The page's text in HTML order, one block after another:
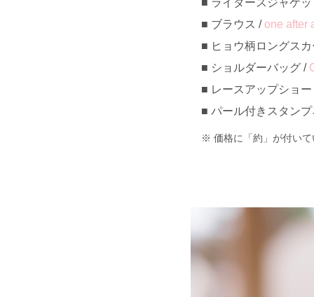
ライダースジャケ
ブラウス /one after
ヒョウ柄ロングス
ショルダーバッグ /
レースアップショ
パール付きスタン
価格に「約」が付い